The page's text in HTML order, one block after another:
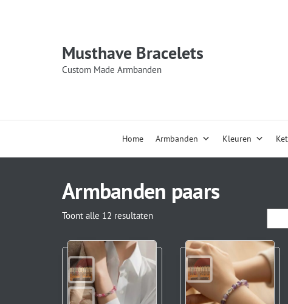
Musthave Bracelets
Custom Made Armbanden
Home Armbanden Kleuren
Armbanden paars
Toont alle 12 resultaten